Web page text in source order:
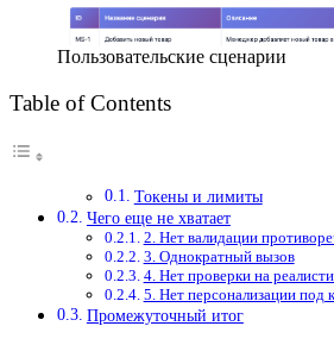
Пользовательские сценарии
Table of Contents
Токены и лимиты
Чего еще не хватает
2. Нет валидации
3. Однократный вызов
4. Нет проверки на
5. Нет персонализации под
Промежуточный итог